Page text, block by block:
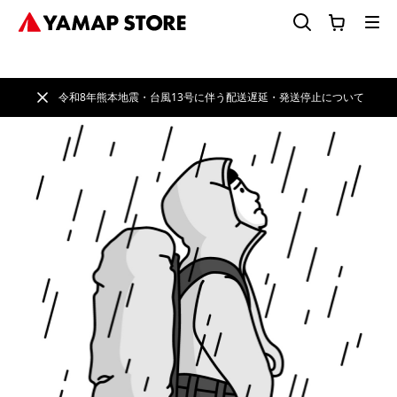
令和8年熊本地震・台風13号に伴う配送遅延・発送停止について